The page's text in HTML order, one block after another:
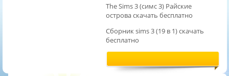
The Sims 3 (симс 3) Райские
острова скачать бесплатно
Сборник sims 3 (19 в 1) скачать
бесплатно